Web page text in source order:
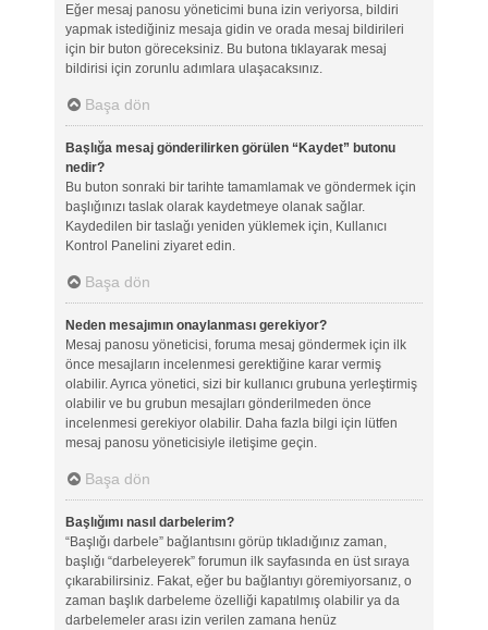
Eğer mesaj panosu yöneticimi buna izin veriyorsa, bildiri
yapmak istediğiniz mesaja gidin ve orada mesaj bildirileri
için bir buton göreceksiniz. Bu butona tıklayarak mesaj
bildirisi için zorunlu adımlara ulaşacaksınız.
Başa dön
Başlığa mesaj gönderilirken görülen “Kaydet” butonu
nedir?
Bu buton sonraki bir tarihte tamamlamak ve göndermek için
başlığınızı taslak olarak kaydetmeye olanak sağlar.
Kaydedilen bir taslağı yeniden yüklemek için, Kullanıcı
Kontrol Panelini ziyaret edin.
Başa dön
Neden mesajımın onaylanması gerekiyor?
Mesaj panosu yöneticisi, foruma mesaj göndermek için ilk
önce mesajların incelenmesi gerektiğine karar vermiş
olabilir. Ayrıca yönetici, sizi bir kullanıcı grubuna yerleştirmiş
olabilir ve bu grubun mesajları gönderilmeden önce
incelenmesi gerekiyor olabilir. Daha fazla bilgi için lütfen
mesaj panosu yöneticisiyle iletişime geçin.
Başa dön
Başlığımı nasıl darbelerim?
“Başlığı darbele” bağlantısını görüp tıkladığınız zaman,
başlığı “darbeleyerek” forumun ilk sayfasında en üst sıraya
çıkarabilirsiniz. Fakat, eğer bu bağlantıyı göremiyorsanız, o
zaman başlık darbeleme özelliği kapatılmış olabilir ya da
darbelemeler arası izin verilen zamana henüz